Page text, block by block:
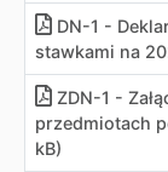
DN-1 -
stawkami na
ZDN-1 -
przedmiotach
kB)